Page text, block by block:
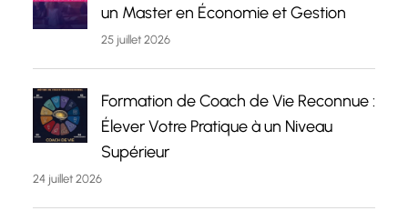
un Master en Économie et Gestion
25 juillet 2026
Formation de Coach de Vie Reconnue :
Élever Votre Pratique à un Niveau
Supérieur
24 juillet 2026